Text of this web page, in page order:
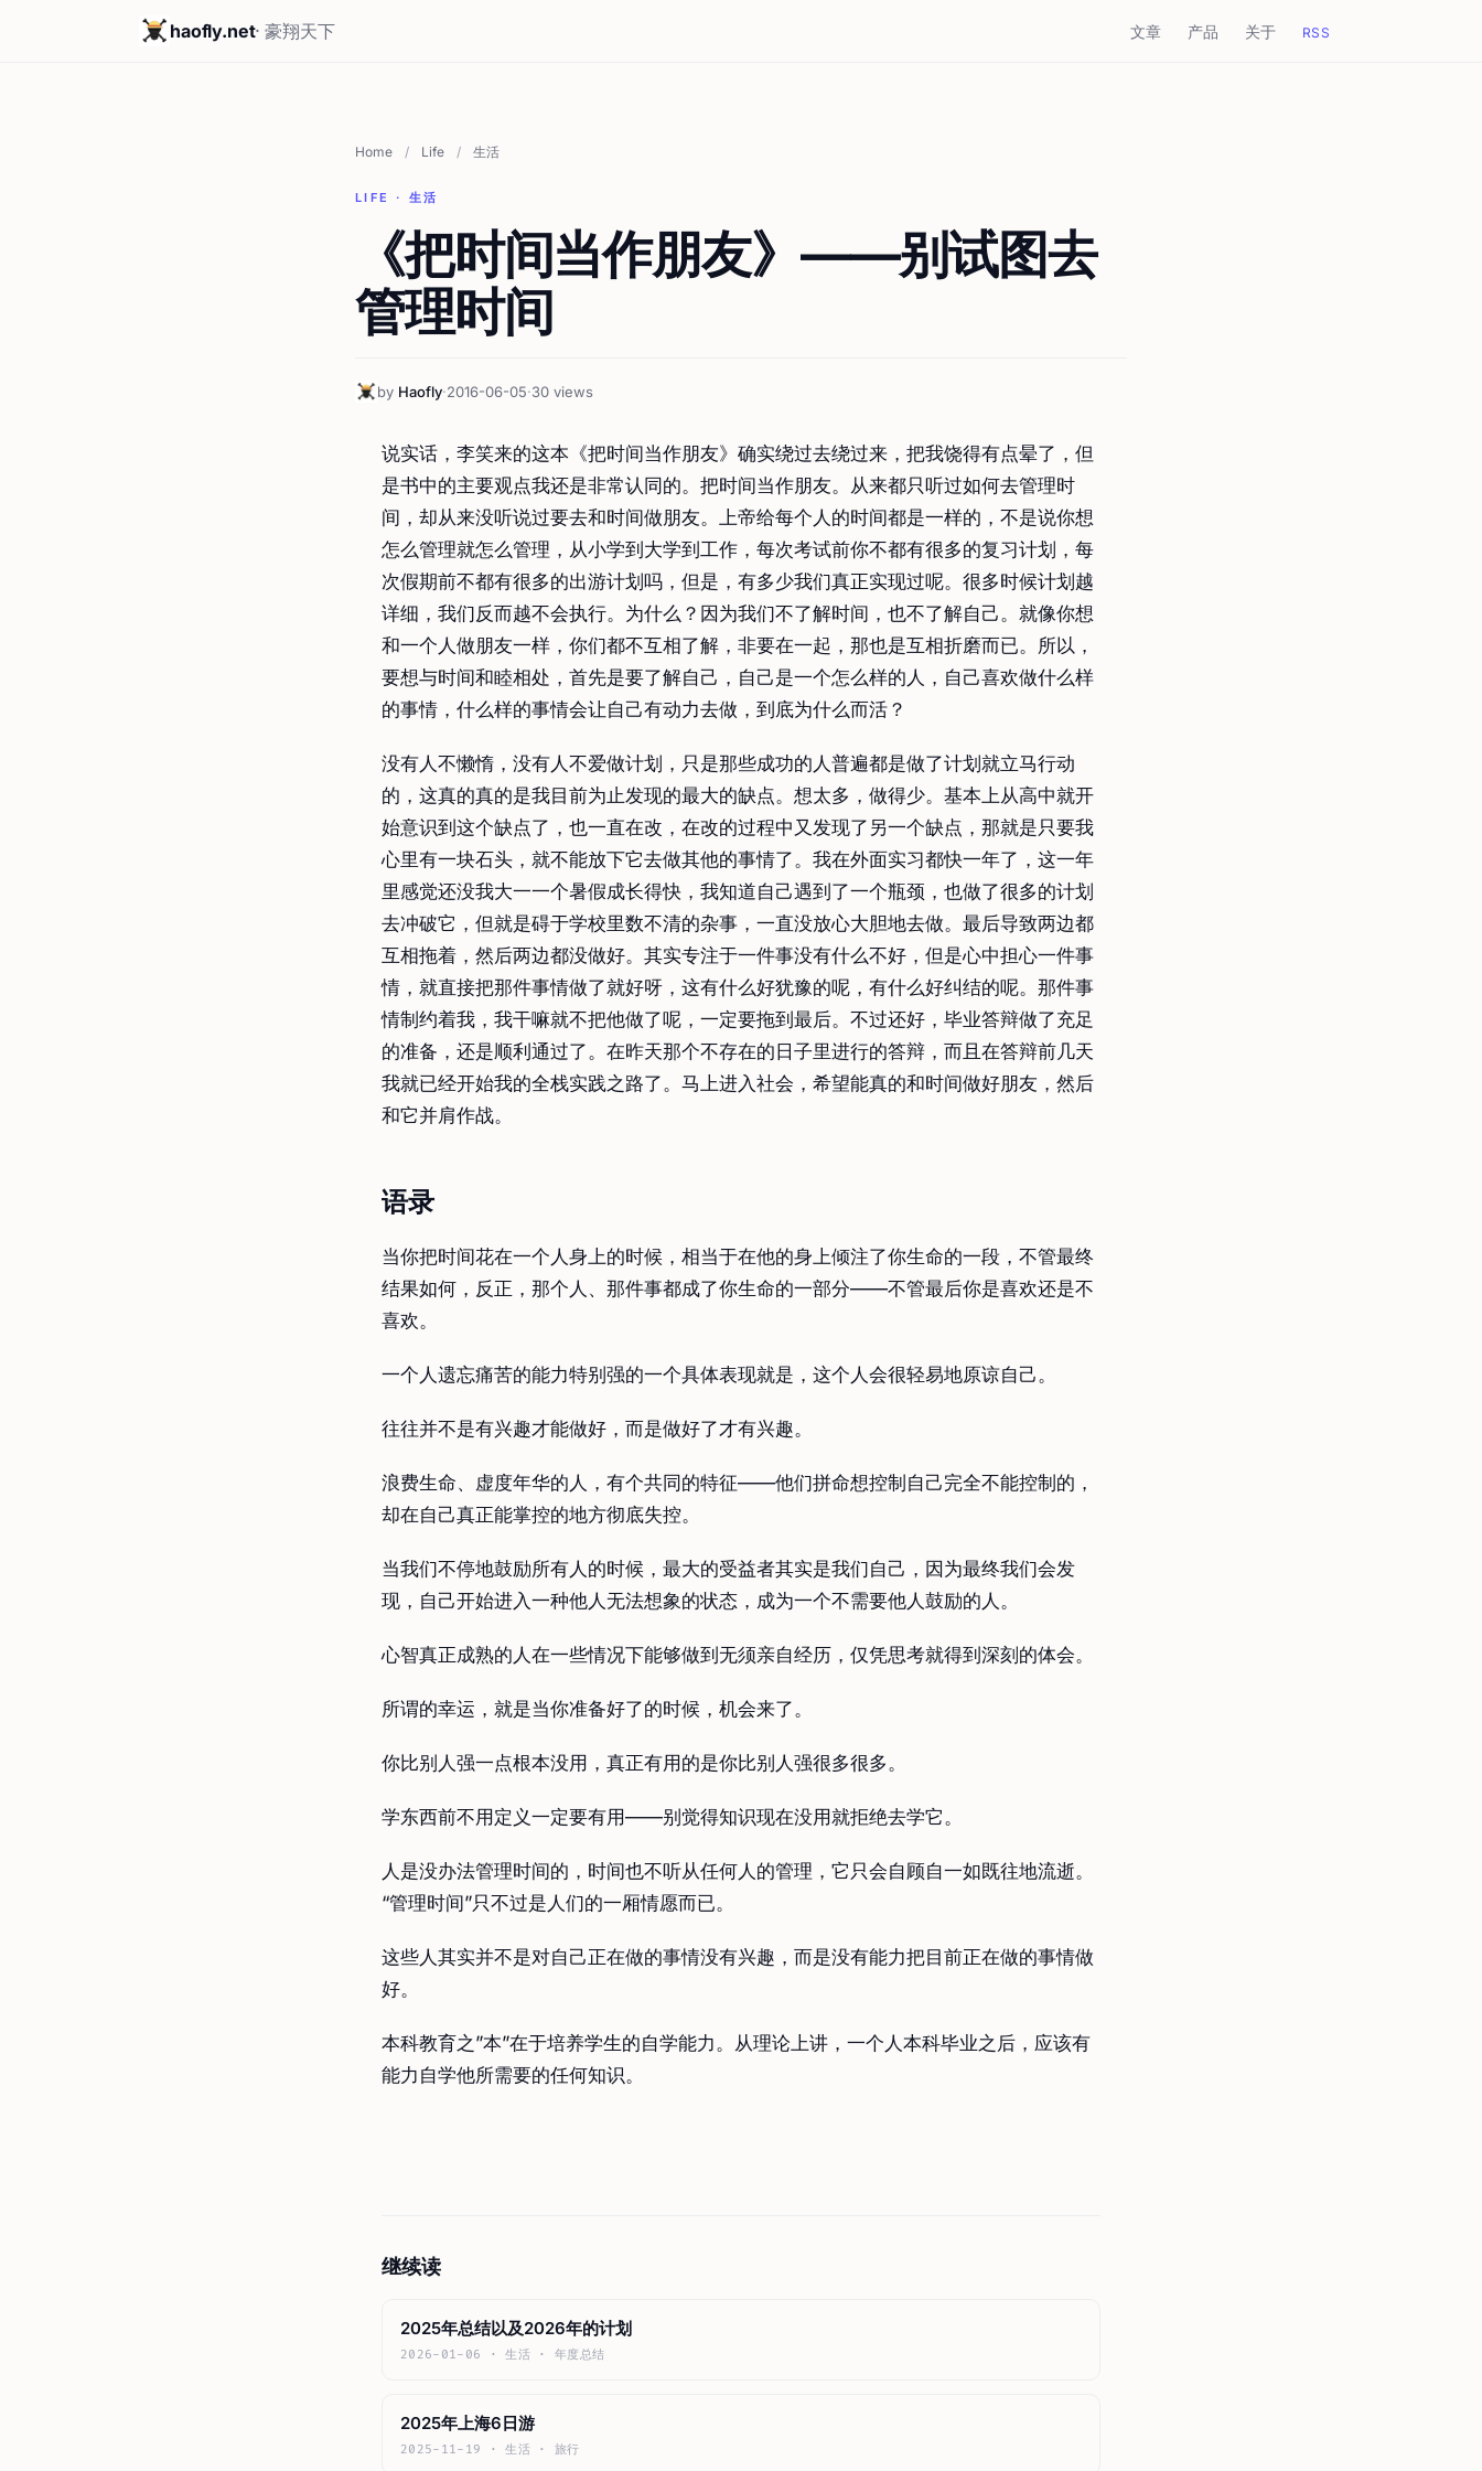
haofly.net· 豪翔天下 文章 产品 关于 RSS
Home / Life / 生活
LIFE · 生活
《把时间当作朋友》——别试图去
管理时间
by Haofly·2016-06-05·30 views
说实话，李笑来的这本《把时间当作朋友》确实绕过去绕过来，把我饶得有点晕了，但
是书中的主要观点我还是非常认同的。把时间当作朋友。从来都只听过如何去管理时
间，却从来没听说过要去和时间做朋友。上帝给每个人的时间都是一样的，不是说你想
怎么管理就怎么管理，从小学到大学到工作，每次考试前你不都有很多的复习计划，每
次假期前不都有很多的出游计划吗，但是，有多少我们真正实现过呢。很多时候计划越
详细，我们反而越不会执行。为什么？因为我们不了解时间，也不了解自己。就像你想
和一个人做朋友一样，你们都不互相了解，非要在一起，那也是互相折磨而已。所以，
要想与时间和睦相处，首先是要了解自己，自己是一个怎么样的人，自己喜欢做什么样
的事情，什么样的事情会让自己有动力去做，到底为什么而活？
没有人不懒惰，没有人不爱做计划，只是那些成功的人普遍都是做了计划就立马行动
的，这真的真的是我目前为止发现的最大的缺点。想太多，做得少。基本上从高中就开
始意识到这个缺点了，也一直在改，在改的过程中又发现了另一个缺点，那就是只要我
心里有一块石头，就不能放下它去做其他的事情了。我在外面实习都快一年了，这一年
里感觉还没我大一一个暑假成长得快，我知道自己遇到了一个瓶颈，也做了很多的计划
去冲破它，但就是碍于学校里数不清的杂事，一直没放心大胆地去做。最后导致两边都
互相拖着，然后两边都没做好。其实专注于一件事没有什么不好，但是心中担心一件事
情，就直接把那件事情做了就好呀，这有什么好犹豫的呢，有什么好纠结的呢。那件事
情制约着我，我干嘛就不把他做了呢，一定要拖到最后。不过还好，毕业答辩做了充足
的准备，还是顺利通过了。在昨天那个不存在的日子里进行的答辩，而且在答辩前几天
我就已经开始我的全栈实践之路了。马上进入社会，希望能真的和时间做好朋友，然后
和它并肩作战。
语录
当你把时间花在一个人身上的时候，相当于在他的身上倾注了你生命的一段，不管最终
结果如何，反正，那个人、那件事都成了你生命的一部分——不管最后你是喜欢还是不
喜欢。
一个人遗忘痛苦的能力特别强的一个具体表现就是，这个人会很轻易地原谅自己。
往往并不是有兴趣才能做好，而是做好了才有兴趣。
浪费生命、虚度年华的人，有个共同的特征——他们拼命想控制自己完全不能控制的，
却在自己真正能掌控的地方彻底失控。
当我们不停地鼓励所有人的时候，最大的受益者其实是我们自己，因为最终我们会发
现，自己开始进入一种他人无法想象的状态，成为一个不需要他人鼓励的人。
心智真正成熟的人在一些情况下能够做到无须亲自经历，仅凭思考就得到深刻的体会。
所谓的幸运，就是当你准备好了的时候，机会来了。
你比别人强一点根本没用，真正有用的是你比别人强很多很多。
学东西前不用定义一定要有用——别觉得知识现在没用就拒绝去学它。
人是没办法管理时间的，时间也不听从任何人的管理，它只会自顾自一如既往地流逝。
“管理时间”只不过是人们的一厢情愿而已。
这些人其实并不是对自己正在做的事情没有兴趣，而是没有能力把目前正在做的事情做
好。
本科教育之”本”在于培养学生的自学能力。从理论上讲，一个人本科毕业之后，应该有
能力自学他所需要的任何知识。
继续读
2025年总结以及2026年的计划
2026-01-06 · 生活 · 年度总结
2025年上海6日游
2025-11-19 · 生活 · 旅行